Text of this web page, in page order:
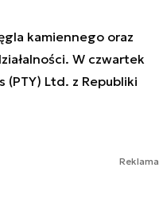
kamiennego oraz
W czwartek
(PTY) Ltd. z Republiki
Reklama